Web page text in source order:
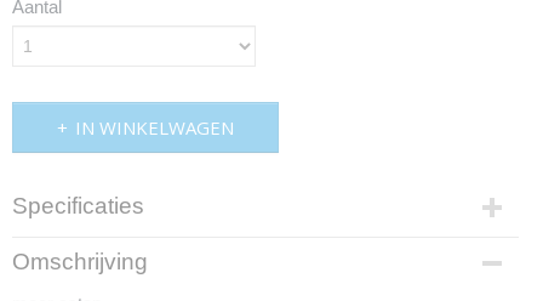
Aantal
IN WINKELWAGEN
Specificaties
Productcode
cmofnn2410
Omschrijving